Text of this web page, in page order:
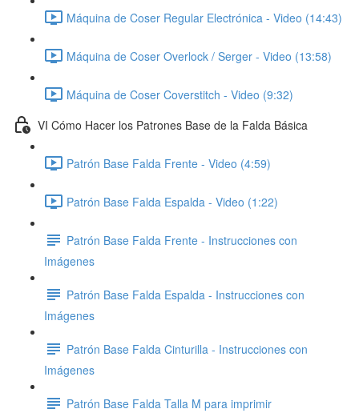
Máquina de Coser Regular Electrónica - Video (14:43)
Máquina de Coser Overlock / Serger - Video (13:58)
Máquina de Coser Coverstitch - Video (9:32)
VI Cómo Hacer los Patrones Base de la Falda Básica
Patrón Base Falda Frente - Video (4:59)
Patrón Base Falda Espalda - Video (1:22)
Patrón Base Falda Frente - Instrucciones con
Imágenes
Patrón Base Falda Espalda - Instrucciones con
Imágenes
Patrón Base Falda Cinturilla - Instrucciones con
Imágenes
Patrón Base Falda Talla M para imprimir